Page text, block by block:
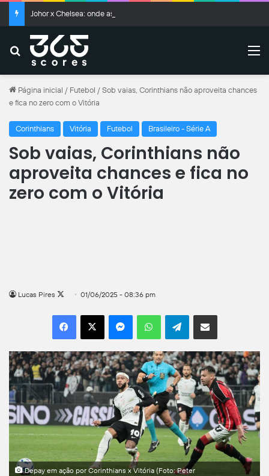
Johor x Chelsea: onde assistir ao vivo, horário e escalações
Buscar
Página inicial / Futebol / Sob vaias, Corinthians não aproveita chances
e fica no zero com o Vitória
Corinthians Vitória Futebol Brasileiro - Série A
Sob vaias, Corinthians não
aproveita chances e fica no
zero com o Vitória
Lucas Pires
Follow
X
01/06/2025 - 08:36 pm
Facebook
X MessengerWhatsAppTelegramCompartilhar por e-mail
Depay em ação por Corinthians x Vitória (Foto: Peter